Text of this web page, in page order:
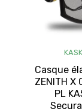
KASK
Casque
ZENITH X
PL